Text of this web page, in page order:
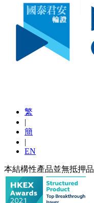
繁
|
簡
|
EN
本結構性產品並無抵押品